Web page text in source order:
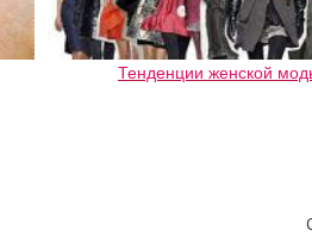
Тенденции женской